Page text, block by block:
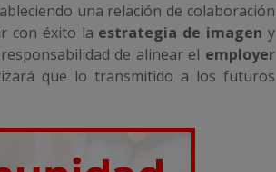
una relación de colaboración
con éxito la estrategia de imagen y
de alinear el employer
que lo transmitido a los futuros